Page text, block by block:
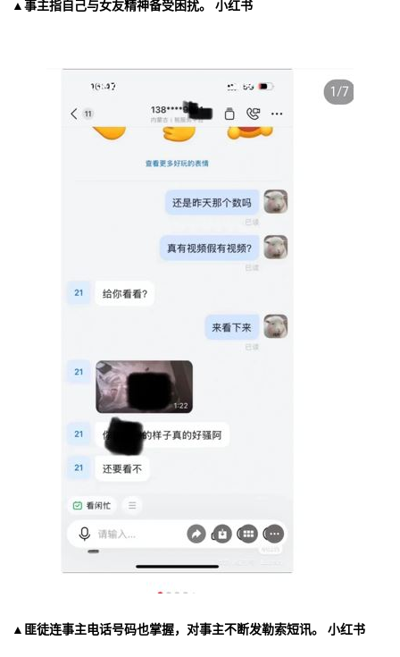
▲事主指自己与女友精神备受困扰。 小红书
▲匪徒连事主电话号码也掌握，对事主不断发勒索短讯。 小红书